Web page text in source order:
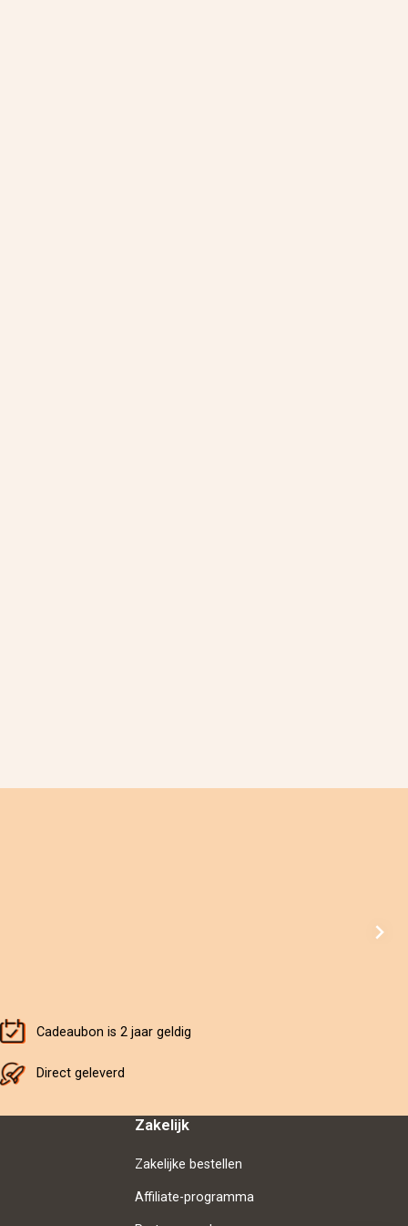
Cadeaubon is 2 jaar geldig
Direct geleverd
Zakelijk
Zakelijke bestellen
Affiliate-programma